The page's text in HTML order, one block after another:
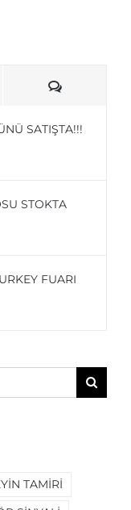
Comments
SATIŞTA!!!
STOKTA
FUARI
TAMIRI